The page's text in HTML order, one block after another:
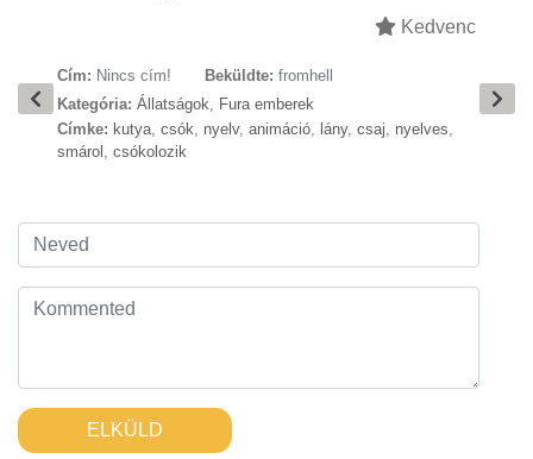
Kedvenc
Cím: Nincs cím! Beküldte: fromhell
Kategória: Állatságok, Fura emberek
Címke: kutya, csók, nyelv, animáció, lány, csaj, nyelves,
smárol , csókolozik
ELKÜLD